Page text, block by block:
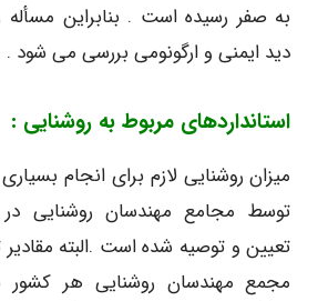
به صفر رسیده است . بنابراین مسأله
دید ایمنی و ارگونومی بررسی می شود .
استانداردهای مربوط به روشنایی :
میزان روشنایی لازم برای انجام
توسط مجامع مهندسان روشنایی
تعیین و توصیه شده است .البته
مجمع مهندسان روشنایی هر